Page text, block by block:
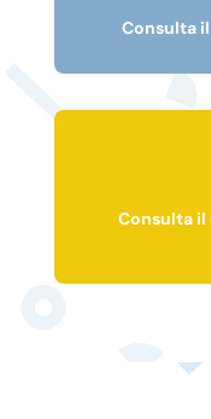
Consulta
Consulta il